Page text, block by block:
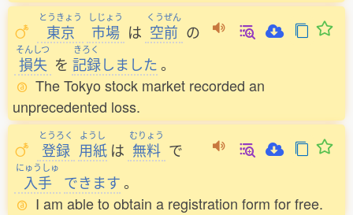
とうきょう
東京
しじょう
市場 は
くうぜん
空前 の
そんしつ
損失 を
きろく
記録しました。
The Tokyo stock market recorded an
unprecedented loss.
とうろく
登録
ようし
用紙 は
むりょう
無料 で
にゅうしゅ
入手 できます。
I am able to obtain a registration form for free.